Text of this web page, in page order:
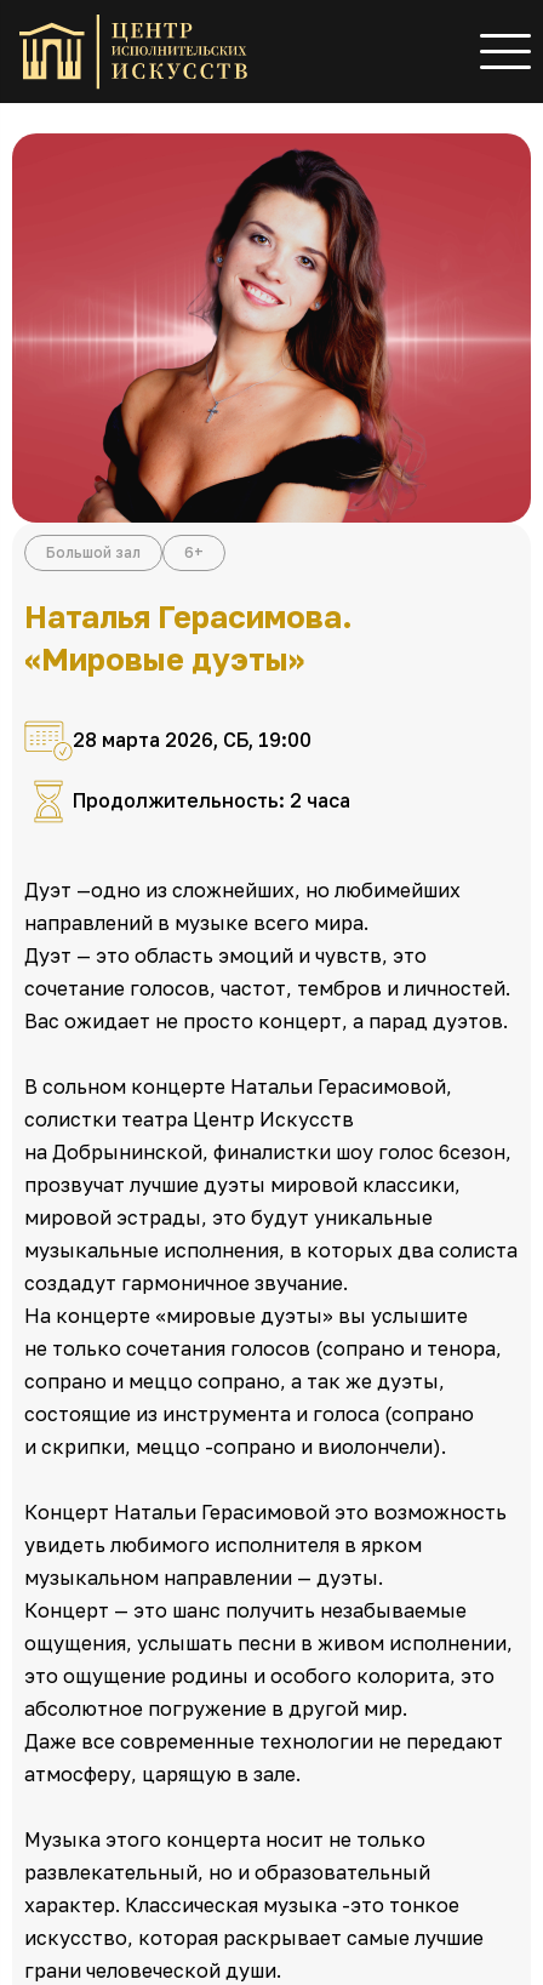
Большой зал 6+
Наталья Герасимова.
«Мировые дуэты»
28 марта 2026, СБ, 19:00
Продолжительность: 2 часа
Дуэт —одно из сложнейших, но любимейших
направлений в музыке всего мира.
Дуэт — это область эмоций и чувств, это
сочетание голосов, частот, тембров и личностей.
Вас ожидает не просто концерт, а парад дуэтов.
В сольном концерте Натальи Герасимовой,
солистки театра Центр Искусств
на Добрынинской, финалистки шоу голос 6сезон,
прозвучат лучшие дуэты мировой классики,
мировой эстрады, это будут уникальные
музыкальные исполнения, в которых два солиста
создадут гармоничное звучание.
На концерте «мировые дуэты» вы услышите
не только сочетания голосов (сопрано и тенора,
сопрано и меццо сопрано, а так же дуэты,
состоящие из инструмента и голоса (сопрано
и скрипки, меццо -сопрано и виолончели).
Концерт Натальи Герасимовой это возможность
увидеть любимого исполнителя в ярком
музыкальном направлении — дуэты.
Концерт — это шанс получить незабываемые
ощущения, услышать песни в живом исполнении,
это ощущение родины и особого колорита, это
абсолютное погружение в другой мир.
Даже все современные технологии не передают
атмосферу, царящую в зале.
Музыка этого концерта носит не только
развлекательный, но и образовательный
характер. Классическая музыка -это тонкое
искусство, которая раскрывает самые лучшие
грани человеческой души.